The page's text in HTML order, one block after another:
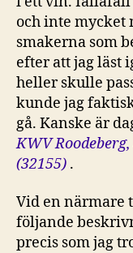
och inte mycket
smakerna som
efter att jag läst
heller skulle
kunde jag
gå. Kanske är
KWV
(32155) .
Vid en närmare
följande
precis som jag